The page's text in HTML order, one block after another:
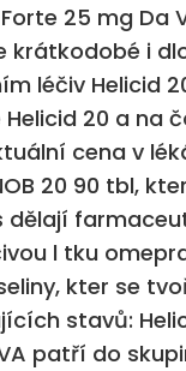
25 mg
krátkodobé i
léčiv Helicid
Helicid 20 a
cena v
NOB 20 90
čivou l tku
kter se
stavů:
patří do